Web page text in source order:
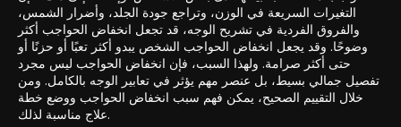
التغيرات السريعة في الوزن، وتراجع جودة الجلد، وأضرار الشمس،
والفروق الفردية في تشريح الوجه، قد تجعل انخفاض الحواجب أكثر
وضوحًا. وقد يجعل انخفاض الحواجب الشخص يبدو أكثر تعبًا أو حزنًا أو
حتى أكثر صرامة. ولهذا السبب، فإن انخفاض الحواجب ليس مجرد
تفصيل جمالي بسيط، بل عنصر مهم يؤثر في تعابير الوجه بالكامل. ومن
خلال التقييم الصحيح، يمكن فهم سبب انخفاض الحواجب ووضع خطة
علاج مناسبة لذلك.